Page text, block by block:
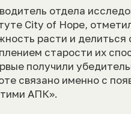
отдела
City of Hope,
расти и делиться
старости их
получили
связано именно с
АПК».